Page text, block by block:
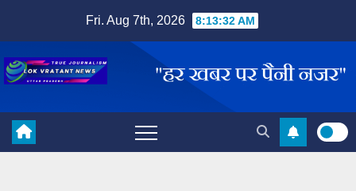
content
Fri. Aug 7th, 2026 8:13:33 AM